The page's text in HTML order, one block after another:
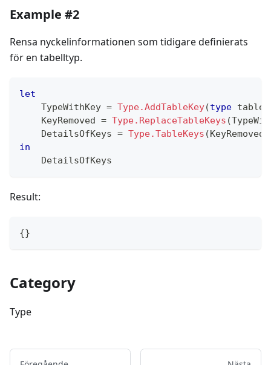
Example #2
Rensa nyckelinformationen som tidigare definierats
för en tabelltyp.
let
    TypeWithKey
= Type.AddTableKey(type table
    KeyRemoved
= Type.ReplaceTableKeys (
    DetailsOfKeys
= Type.TableKeys (KeyRemoved
in
    DetailsOfKeys
Result:
{}
Category
Type